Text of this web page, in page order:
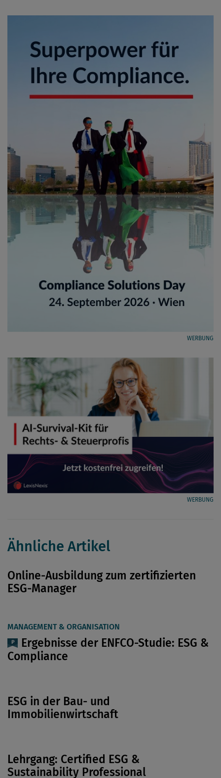
WERBUNG
WERBUNG
Ähnliche Artikel
Online-Ausbildung zum zertifizierten
ESG-Manager
MANAGEMENT & ORGANISATION
Ergebnisse der ENFCO-Studie: ESG &
Compliance
ESG in der Bau- und
Immobilienwirtschaft
Lehrgang: Certified ESG &
Sustainability Professional